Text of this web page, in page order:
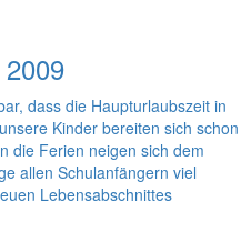
dass die Haupturlaubszeit in
Kinder bereiten sich schon
die Ferien neigen sich dem
allen Schulanfängern viel
Lebensabschnittes